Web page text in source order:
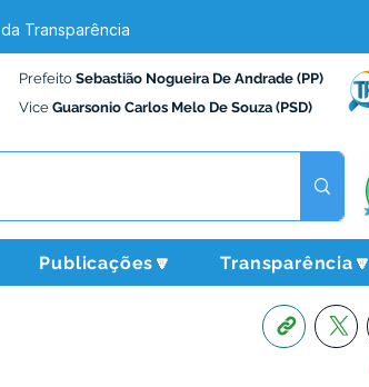
Transparência
Prefeito Sebastião Nogueira De Andrade (PP)
Vice Guarsonio Carlos Melo De Souza (PSD)
Publicações🔽 Transparência🔽